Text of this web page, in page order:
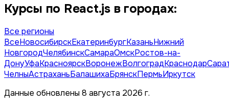
Курсы по React.js в городах:
Все регионы
ВсеНовосибирскЕкатеринбургКазаньНижний
НовгородЧелябинскСамараОмскРостов-на-
ДонуУфаКрасноярскВоронежВолгоградКраснодар
ЧелныАстраханьБалашихаБрянскПермьИркутск
Данные обновлены 8 августа 2026 г.